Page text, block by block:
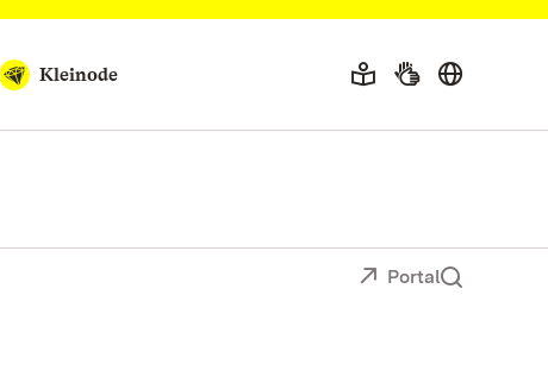
Kleinode
Portal